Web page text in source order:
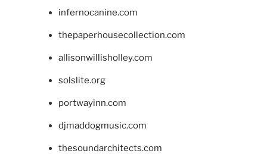
infernocanine.com
thepaperhousecollection.com
allisonwillisholley.com
solslite.org
portwayinn.com
djmaddogmusic.com
thesoundarchitects.com